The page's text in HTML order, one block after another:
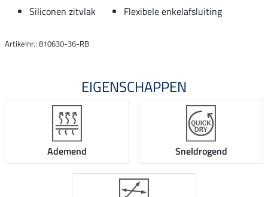
Siliconen zitvlak
Flexibele enkelafsluiting
Artikelnr.: 810630-36-RB
EIGENSCHAPPEN
Ademend Sneldrogend